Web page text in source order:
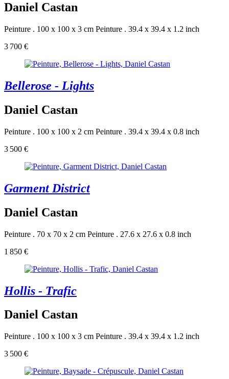
Daniel Castan
Peinture . 100 x 100 x 3 cm Peinture . 39.4 x 39.4 x 1.2 inch
3 700 €
Bellerose - Lights
Daniel Castan
Peinture . 100 x 100 x 2 cm Peinture . 39.4 x 39.4 x 0.8 inch
3 500 €
Garment District
Daniel Castan
Peinture . 70 x 70 x 2 cm Peinture . 27.6 x 27.6 x 0.8 inch
1 850 €
Hollis - Trafic
Daniel Castan
Peinture . 100 x 100 x 3 cm Peinture . 39.4 x 39.4 x 1.2 inch
3 500 €